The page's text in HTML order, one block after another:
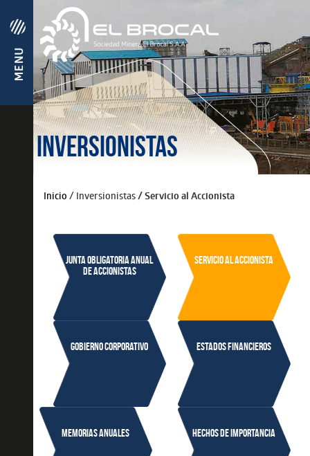
INVERSIONISTAS
Inicio / Inversionistas/ Servicio al Accionista
Junta obligatoria anual
de accionistas
Servicio al accionista
Gobierno corporativo ESTADOS FINANCIEROS
Memorias anuales Hechos de importancia